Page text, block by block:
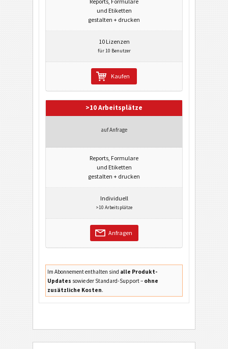
und Etiketten
gestalten + drucken
10 Lizenzen
für 10 Benutzer
Kaufen
>10 Arbeitsplätze
auf Anfrage
Reports, Formulare
und Etiketten
gestalten + drucken
Individuell
>10 Arbeitsplätze
Anfragen
Im Abonnement enthalten sind alle Produkt-
Updates sowie der Standard-Support – ohne
zusätzliche Kosten.